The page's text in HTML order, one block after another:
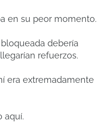
en su peor momento.
debería
refuerzos.
era extremadamente
aquí.